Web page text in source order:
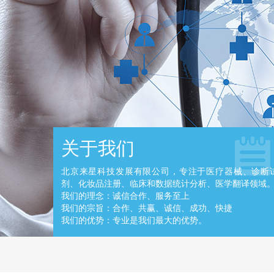
关于我们
北京来星科技发展有限公司，专注于医疗器械、诊断
剂、化妆品注册、临床和数据统计分析、医学翻译领域
我们的理念：诚信合作、服务至上
我们的宗旨：合作、共赢、诚信、成功、快捷
我们的优势：专业是我们最大的优势。